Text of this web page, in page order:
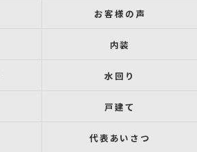
お客様の声
内装
水回り
戸建て
代表あいさつ